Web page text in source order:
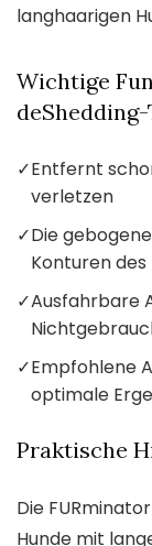
langhaarigen
Wichtige
✓Entfernt
verletzen
✓Die
Konturen des
✓Ausfahrbare
✓Empfohlene
optimale
Praktische
Die
Hunde mit